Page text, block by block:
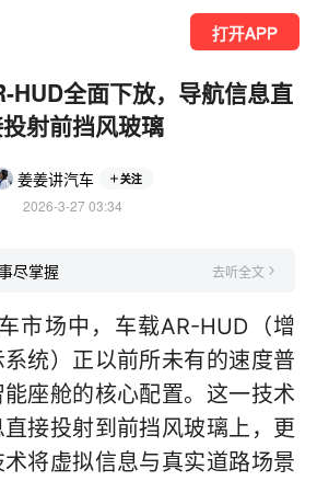
打开APP
HUD全面下放，导航信息直
射前挡风玻璃
姜姜讲汽车 关注
2026-3-27 03:34
尽掌握 去听全文
市场中，车载AR-HUD（增
统）正以前所未有的速度普
座舱的核心配置。这一技术
接投射到前挡风玻璃上，更
将虚拟信息与真实道路场景